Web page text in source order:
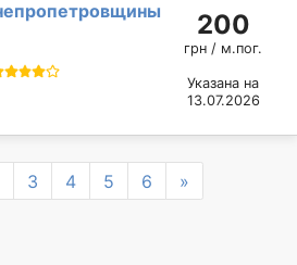
200
грн / м.пог.
Указана на
13.07.2026
3 4 5 6 »